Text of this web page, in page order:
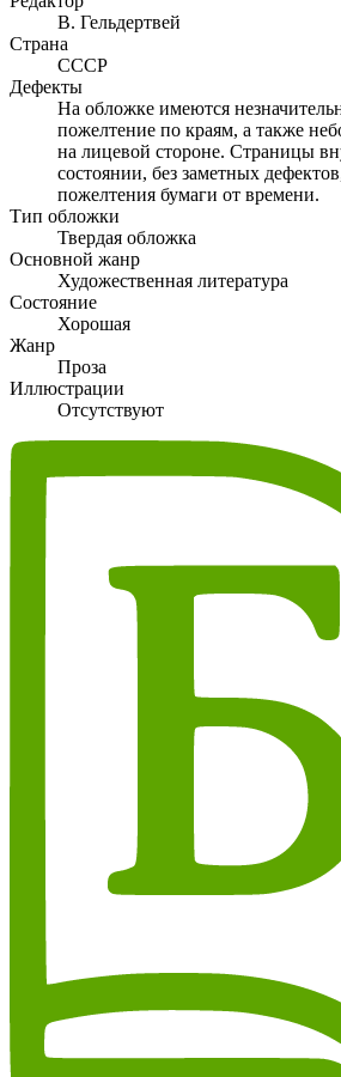
В. Гельдертвей
Страна
СССР
Дефекты
На обложке имеются
пожелтение по краям, а также
на лицевой стороне. Страницы
состоянии, без заметных
пожелтения бумаги от времени.
Тип обложки
Твердая обложка
Основной жанр
Художественная литература
Состояние
Хорошая
Жанр
Проза
Иллюстрации
Отсутствуют